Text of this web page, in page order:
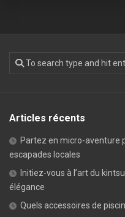
Articles récents
Partez en micro-aventure
escapades locales
Initiez-vous à l’art du
élégance
Quels accessoires de